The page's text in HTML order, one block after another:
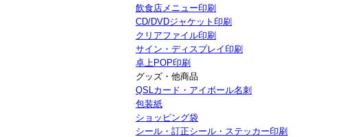
飲食店メニュー印刷
CD/DVDジャケット印刷
クリアファイル印刷
サイン・ディスプレイ印刷
卓上POP印刷
グッズ・他商品
QSLカード・アイボール名刺
包装紙
ショッピング袋
シール・訂正シール・ステッカー印刷